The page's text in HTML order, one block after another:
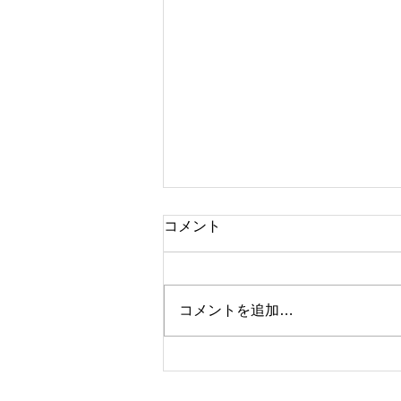
コメント
コメントを追加…